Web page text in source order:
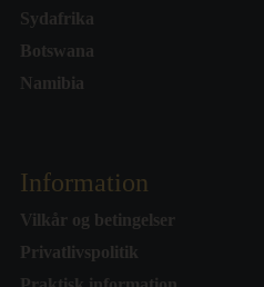
Sydafrika
Botswana
Namibia
Information
Vilkår og betingelser
Privatlivspolitik